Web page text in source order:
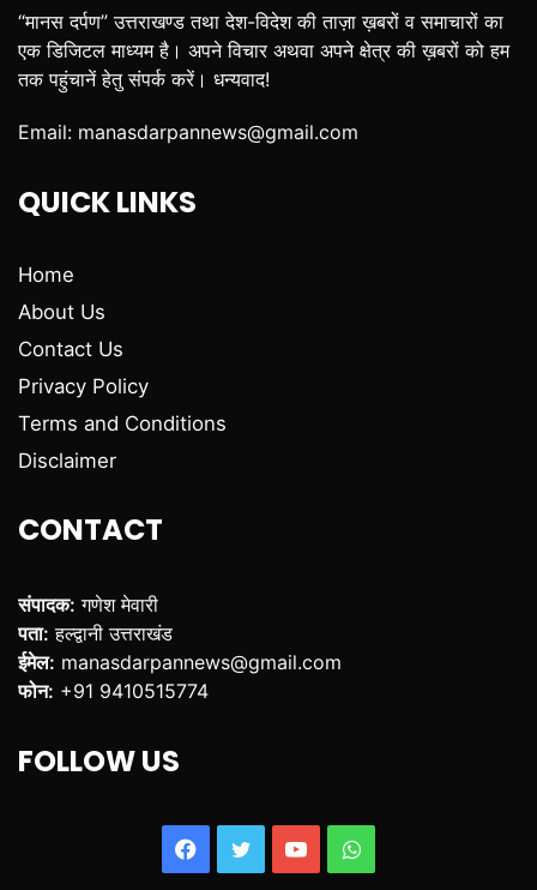
“मानस दर्पण” उत्तराखण्ड तथा देश-विदेश की ताज़ा ख़बरों व समाचारों का
एक डिजिटल माध्यम है। अपने विचार अथवा अपने क्षेत्र की ख़बरों को हम
तक पहुंचानें हेतु संपर्क करें। धन्यवाद!
Email: manasdarpannews@gmail.com
QUICK LINKS
Home
About Us
Contact Us
Privacy Policy
Terms and Conditions
Disclaimer
CONTACT
संपादक: गणेश मेवारी
पता: हल्द्वानी उत्तराखंड
ईमेल: manasdarpannews@gmail.com
फोन: +91 9410515774
FOLLOW US
Facebook
TwitterYouTubeWhatsApp